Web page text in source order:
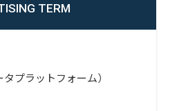
TERM
プラットフォーム）